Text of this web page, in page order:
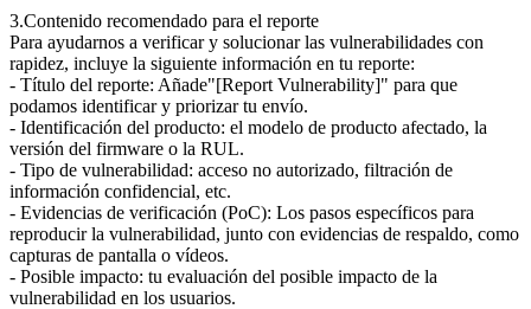
3.Contenido recomendado para el reporte
Para ayudarnos a verificar y solucionar las vulnerabilidades con
rapidez, incluye la siguiente información en tu reporte:
- Título del reporte: Añade"[Report Vulnerability]" para que
podamos identificar y priorizar tu envío.
- Identificación del producto: el modelo de producto afectado, la
versión del firmware o la RUL.
- Tipo de vulnerabilidad: acceso no autorizado, filtración de
información confidencial, etc.
- Evidencias de verificación (PoC): Los pasos específicos para
reproducir la vulnerabilidad, junto con evidencias de respaldo, como
capturas de pantalla o vídeos.
- Posible impacto: tu evaluación del posible impacto de la
vulnerabilidad en los usuarios.